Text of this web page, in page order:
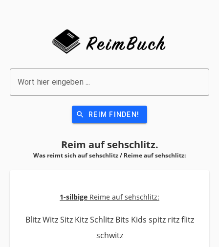
Wort hier eingeben ...
search REIM FINDEN!
Reim aufsehschlitz.
Was reimt sich auf sehschlitz / Reime aufsehschlitz:
1-silbige Reime auf sehschlitz:
Blitz Witz Sitz Kitz Schlitz Bits Kids spitz ritz flitz
schwitz